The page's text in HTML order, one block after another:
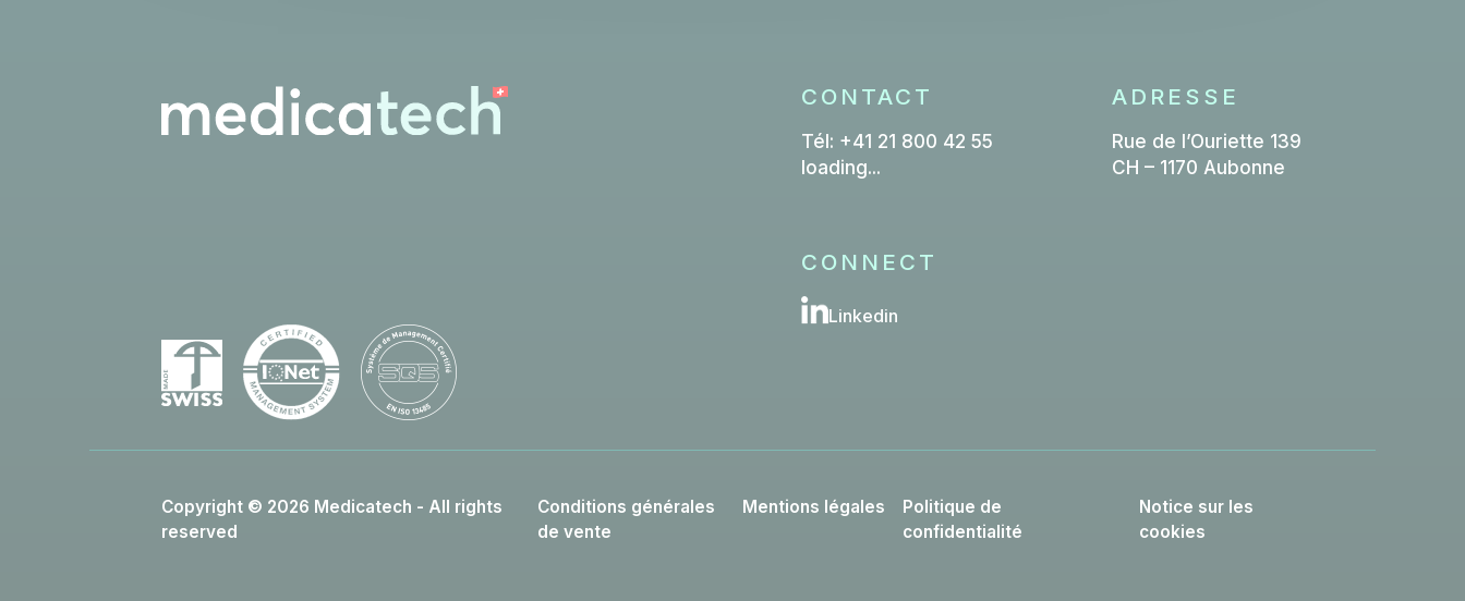
CONTACT
Tél: +41 21 800 42 55
loading...
ADRESSE
Rue de l’Ouriette 139
CH – 1170 Aubonne
CONNECT
Linkedin
Conditions générales
de vente
Mentions légales
Politique de
confidentialité
Notice sur les
cookies
Copyright © 2026 Medicatech - All rights
reserved